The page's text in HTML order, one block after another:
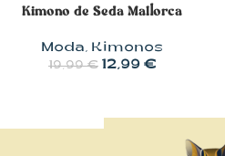
Kimono de Seda Mallorca
Moda, Kimonos
19,99€ 12,99 €